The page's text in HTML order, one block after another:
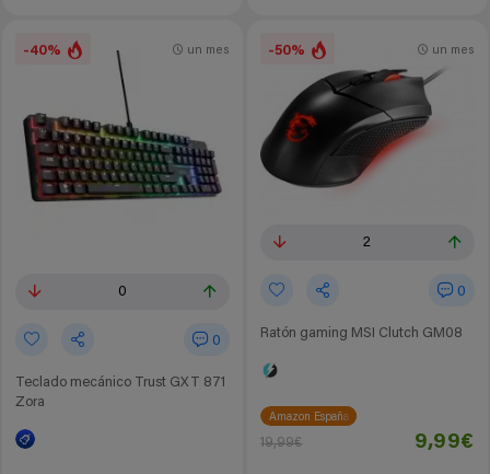
-40%
0
0
Teclado mecánico Trust GXT 871
Zora
un mes -50%
2
0
Ratón gaming MSI Clutch GM08
un mes
Amazon España
19,99€ 9,99€